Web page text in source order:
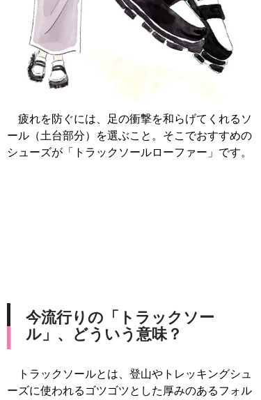
疲れを防ぐには、足の衝撃を和らげてくれるソ
ール（土台部分）を選ぶこと。そこでおすすめの
シューズが「トラックソールローファー」です。
今流行りの「トラックソー
ル」、どういう意味？
トラックソールとは、登山やトレッキングシュ
ーズに使われるゴツゴツとした厚みのあるフォル